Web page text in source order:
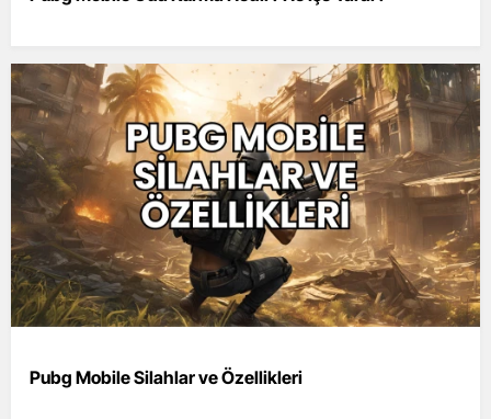
Pubg Mobile Silahlar ve Özellikleri